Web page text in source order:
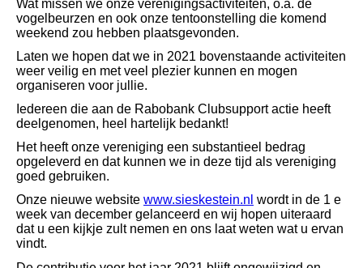
Wat missen we onze verenigingsactiviteiten, o.a. de
vogelbeurzen en ook onze tentoonstelling die komend
weekend zou hebben plaatsgevonden.
Laten we hopen dat we in 2021 bovenstaande activiteiten
weer veilig en met veel plezier kunnen en mogen
organiseren voor jullie.
Iedereen die aan de Rabobank Clubsupport actie heeft
deelgenomen, heel hartelijk bedankt!
Het heeft onze vereniging een substantieel bedrag
opgeleverd en dat kunnen we in deze tijd als vereniging
goed gebruiken.
Onze nieuwe website www.sieskestein.nl wordt in de 1 e
week van december gelanceerd en wij hopen uiteraard
dat u een kijkje zult nemen en ons laat weten wat u ervan
vindt.